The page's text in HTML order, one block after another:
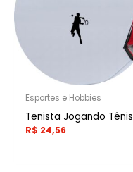
Esportes e Hobbies
Tenista Jogando Tênis
R$ 24,56